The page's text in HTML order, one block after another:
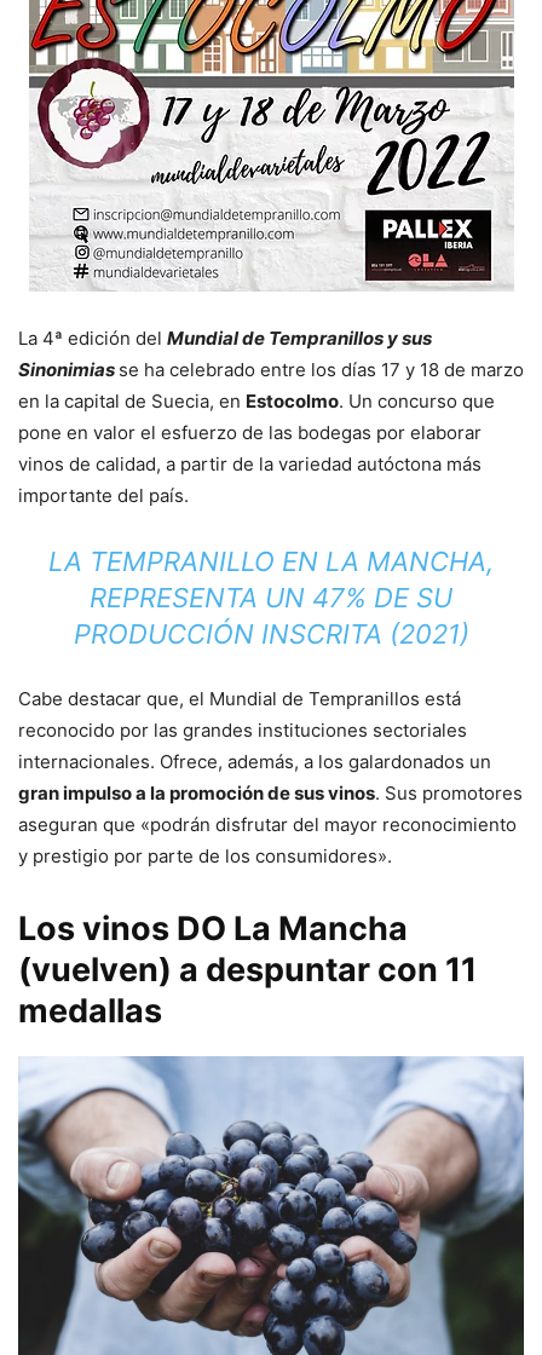
La 4ª edición del Mundial de Tempranillos y sus
Sinonimias se ha celebrado entre los días 17 y 18 de marzo
en la capital de Suecia, en Estocolmo. Un concurso que
pone en valor el esfuerzo de las bodegas por elaborar
vinos de calidad, a partir de la variedad autóctona más
importante del país.
LA TEMPRANILLO EN LA MANCHA,
REPRESENTA UN 47% DE SU
PRODUCCIÓN INSCRITA (2021)
Cabe destacar que, el Mundial de Tempranillos está
reconocido por las grandes instituciones sectoriales
internacionales. Ofrece, además, a los galardonados un
gran impulso a la promoción de sus vinos. Sus promotores
aseguran que «podrán disfrutar del mayor reconocimiento
y prestigio por parte de los consumidores».
Los vinos DO La Mancha
(vuelven) a despuntar con 11
medallas